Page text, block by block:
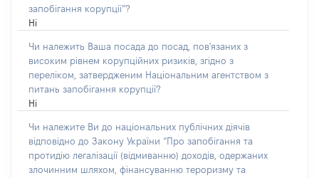
запобігання корупції”?
Ні
Чи належить Ваша посада до посад, пов'язаних з
високим рівнем корупційних ризиків, згідно з
переліком, затвердженим Національним агентством з
питань запобігання корупції?
Ні
Чи належите Ви до національних публічних діячів
відповідно до Закону України “Про запобігання та
протидію легалізації (відмиванню) доходів, одержаних
злочинним шляхом, фінансуванню тероризму та